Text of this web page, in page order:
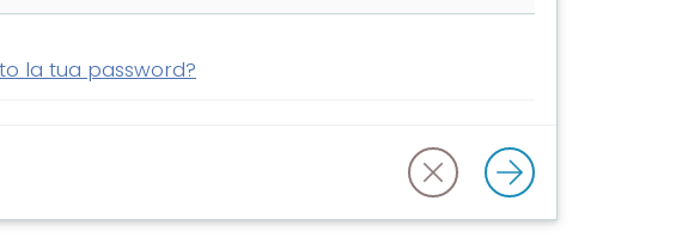
la tua password?